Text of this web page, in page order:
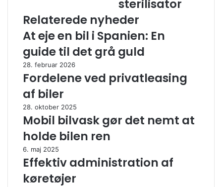
e
m
e
d
k
u
n
s
t
l
a
k
t
r
n
g
r
n
b
u
sterilisator
Relaterede nyheder
At eje en bil i Spanien: En
guide til det grå guld
28. februar 2026
Fordelene ved privatleasing
af biler
28. oktober 2025
Mobil bilvask gør det nemt at
holde bilen ren
6. maj 2025
Effektiv administration af
køretøjer